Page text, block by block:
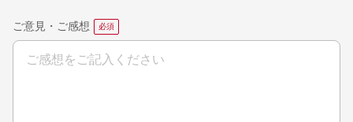
ご意見・ご感想